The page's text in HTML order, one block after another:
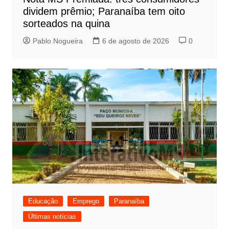
dividem prêmio; Paranaíba tem oito
sorteados na quina
Pablo Nogueira 6 de agosto de 2026 0
Educação Emprego
Paranaíba
Últimas notícias